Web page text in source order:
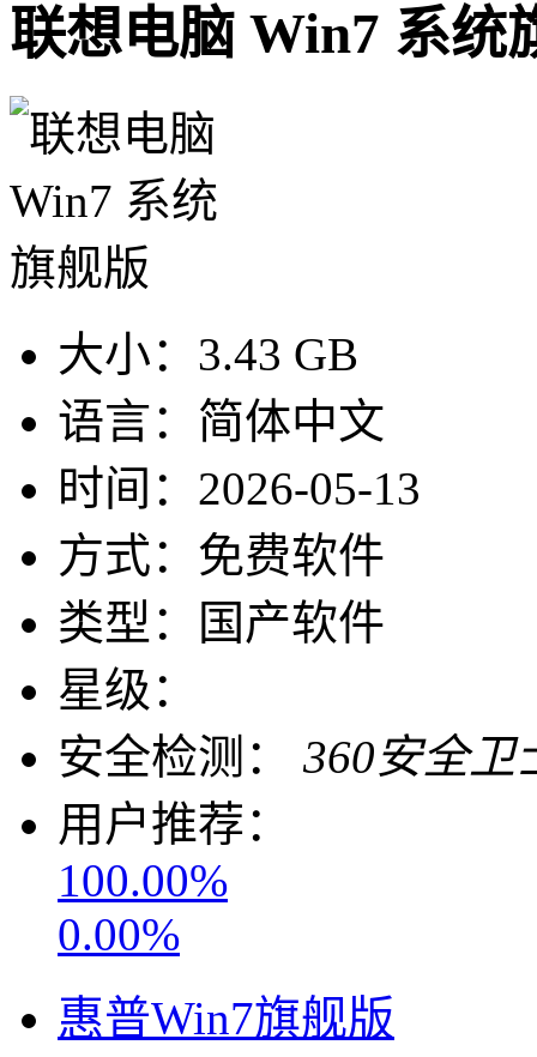
联想电脑 Win7 系统
大小： 3.43 GB
语言： 简体中文
时间： 2026-05-13
方式： 免费软件
类型：
国产软件
星级：
安全检测：
360安全卫
用户推荐：
100.00%
0.00%
惠普Win7旗舰版